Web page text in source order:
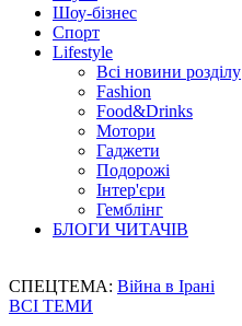
Шоу-бізнес
Спорт
Lifestyle
Всі новини розділу
Fashion
Food&Drinks
Мотори
Гаджети
Подорожі
Інтер'єри
Гемблінг
БЛОГИ ЧИТАЧІВ
СПЕЦТЕМА: Війна в Ірані
ВСІ ТЕМИ